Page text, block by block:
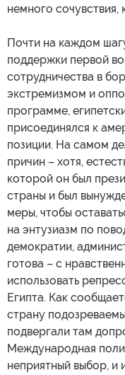
немного сочувствия,
Почти на каждом
поддержки первой
сотрудничества в
экстремизмом и
программе,
присоединялся к
позиции. На самом
причин – хотя,
которой он был
страны и был
меры, чтобы
на энтузиазм по
демократии,
готова – с
использовать
Египта. Как
страну
подвергали там
Международная
неприятный выбор, и